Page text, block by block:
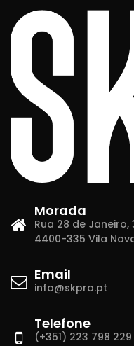
Morada
Rua 28 de Janeiro,
4400-335 Vila
Email
info@skpro.pt
Telefone
(+351) 223 798 229